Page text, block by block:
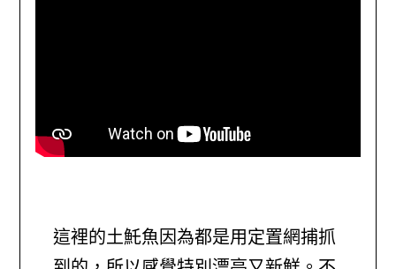
這裡的土魠魚因為都是用定置網捕抓